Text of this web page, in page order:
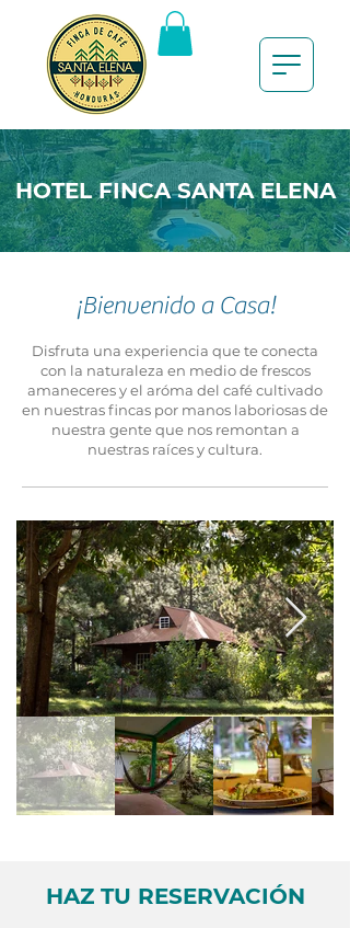
HOTEL FINCA SANTA ELENA
¡Bienvenido a Casa!
Disfruta una experiencia que te conecta
con la naturaleza en medio de frescos
amaneceres y el aróma del café cultivado
en nuestras fincas por manos laboriosas de
nuestra gente que nos remontan a
nuestras raíces y cultura.
HAZ TU RESERVACIÓN